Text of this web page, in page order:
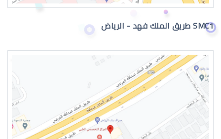
SMC1 طريق الملك فهد - الرياض